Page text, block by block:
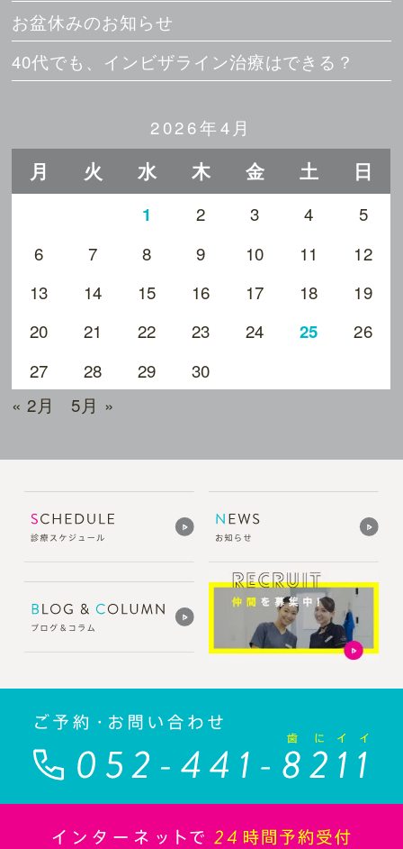
お盆休みのお知らせ
40代でも、インビザライン治療はできる？
2026年4月
月 火 水 木 金 土 日
1 2 3 4
5
6
7 8 9 10 11
12
13
14 15 16 17 18
19
20
21 22 23 24 25
26
27
28 29
30
« 2月
5月 »